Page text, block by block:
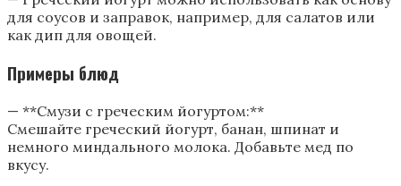
для соусов и заправок, например, для салатов или
как дип для овощей.
Примеры блюд
— **Смузи с греческим йогуртом:**
Смешайте греческий йогурт, банан, шпинат и
немного миндального молока. Добавьте мед по
вкусу.